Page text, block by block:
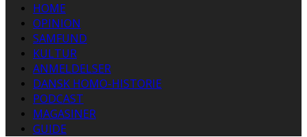
HOME
OPINION
SAMFUND
KULTUR
ANMELDELSER
DANSK HOMO-HISTORIE
PODCAST
MAGASINER
GUIDE